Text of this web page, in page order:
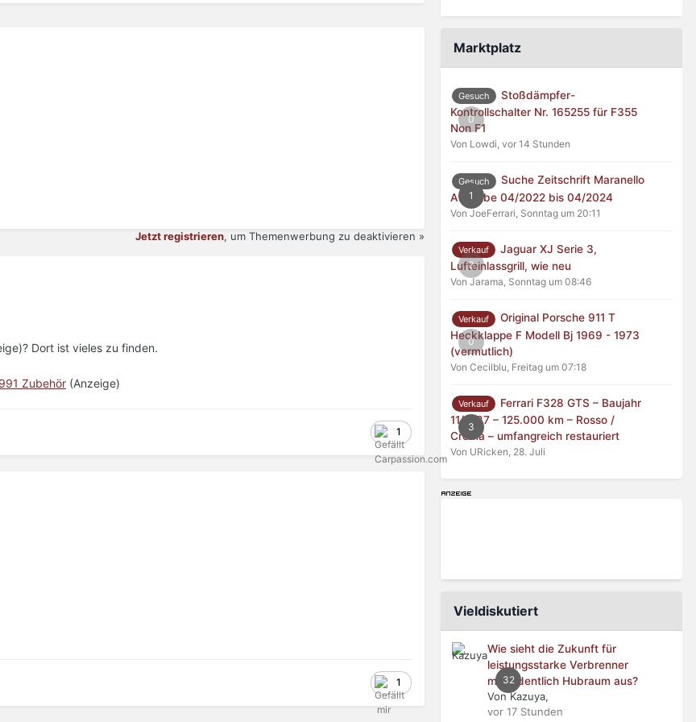
Jetzt registrieren, um Themenwerbung zu deaktivieren »
Dort ist vieles zu finden.
Zubehör (Anzeige)
1
1
Marktplatz
0
Gesuch
Stoßdämpfer-
Kontrollschalter Nr. 165255 für F355
Non F1
Von Lowdi, vor 14 Stunden
1
Gesuch
Suche Zeitschrift Maranello
Ausgabe 04/2022 bis 04/2024
Von JoeFerrari, Sonntag um 20:11
0
Verkauf
Jaguar XJ Serie 3,
Lufteinlassgrill, wie neu
Von Jarama, Sonntag um 08:46
0
Verkauf
Original Porsche 911 T
Heckklappe F Modell Bj 1969 - 1973
(vermutlich)
Von Cecilblu, Freitag um 07:18
3
Verkauf
Ferrari F328 GTS – Baujahr
11/1987 – 125.000 km – Rosso /
Crema – umfangreich restauriert
Von URicken, 28. Juli
Vieldiskutiert
32
Wie sieht die Zukunft für
leistungsstarke Verbrenner
mit ordentlich Hubraum aus?
Von Kazuya,
vor 17 Stunden